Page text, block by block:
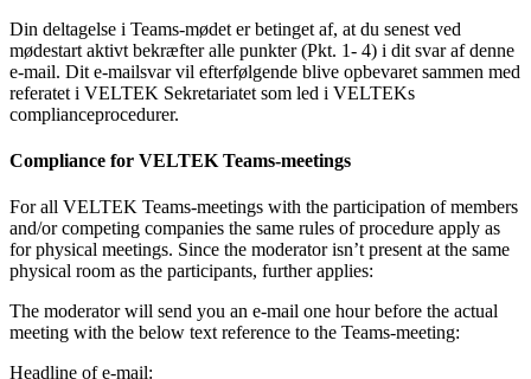
Din deltagelse i Teams-mødet er betinget af, at du senest ved
mødestart aktivt bekræfter alle punkter (Pkt. 1- 4) i dit svar af denne
e-mail. Dit e-mailsvar vil efterfølgende blive opbevaret sammen med
referatet i VELTEK Sekretariatet som led i VELTEKs
complianceprocedurer.
Compliance for VELTEK Teams-meetings
For all VELTEK Teams-meetings with the participation of members
and/or competing companies the same rules of procedure apply as
for physical meetings. Since the moderator isn’t present at the same
physical room as the participants, further applies:
The moderator will send you an e-mail one hour before the actual
meeting with the below text reference to the Teams-meeting:
Headline of e-mail: